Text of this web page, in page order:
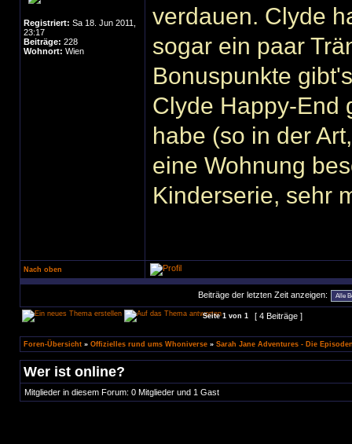
Registriert: Sa 18. Jun 2011,
23:17
Beiträge: 228
Wohnort: Wien
verdauen. Clyde
sogar ein paar
Bonuspunkte
Clyde Happy-End
habe (so in der
eine Wohnung
Kinderserie, sehr
Nach oben
Beiträge der letzten Zeit anzeigen:
Seite1 von 1 [ 4 Beiträge ]
Foren-Übersicht » Offizielles rund ums Whoniverse » Sarah Jane Adventures - Die
Wer ist online?
Mitglieder in diesem Forum: 0 Mitglieder und 1 Gast